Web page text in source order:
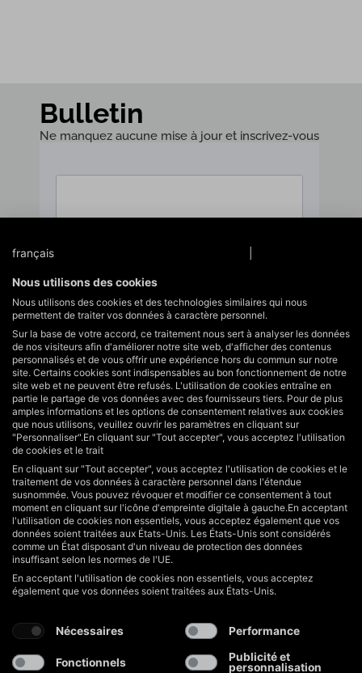
Bulletin
Ne manquez aucune mise à jour et inscrivez-vous
Hotline de service
Assistance et conseils à :
+49 40 822125710
info@hakoh.com
français
Nous utilisons des cookies
Nous utilisons des cookies et des technologies similaires qui nous
permettent de traiter vos données à caractère personnel.
Sur la base de votre accord, ce traitement nous sert à analyser les données
de nos visiteurs afin d'améliorer notre site web, d'afficher des contenus
personnalisés et de vous offrir une expérience hors du commun sur notre
site. Certains cookies sont indispensables au bon fonctionnement de notre
site web et ne peuvent être refusés. L'utilisation de cookies entraîne en
partie le partage de vos données avec des fournisseurs tiers. Pour de plus
amples informations et les options de consentement relatives aux cookies
que nous utilisons, veuillez ouvrir les paramètres en cliquant sur
"Personnaliser".En cliquant sur "Tout accepter", vous acceptez l'utilisation
de cookies et le trait
En cliquant sur "Tout accepter", vous acceptez l'utilisation de cookies et le
traitement de vos données à caractère personnel dans l'étendue
susnommée. Vous pouvez révoquer et modifier ce consentement à tout
moment en cliquant sur l'icône d'empreinte digitale à gauche.En acceptant
l'utilisation de cookies non essentiels, vous acceptez également que vos
données soient traitées aux États-Unis. Les États-Unis sont considérés
comme un État disposant d'un niveau de protection des données
insuffisant selon les normes de l'UE.
En acceptant l'utilisation de cookies non essentiels, vous acceptez
également que vos données soient traitées aux États-Unis.
Nécessaires Performance
Fonctionnels
Publicité et
personnalisation